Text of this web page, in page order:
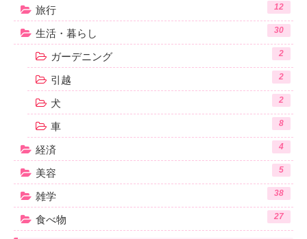
旅行 12
生活・暮らし 30
ガーデニング 2
引越 2
犬 2
車 8
経済 4
美容 5
雑学 38
食べ物 27